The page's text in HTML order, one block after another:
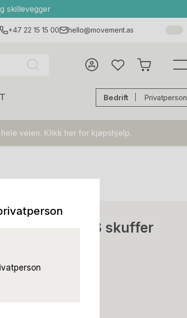
skillevegger
+47 22 15 15 00 hello@movement.as
Bedrift Privatperson
veien. Klikk her for kjøpshjelp.
3 skuffer